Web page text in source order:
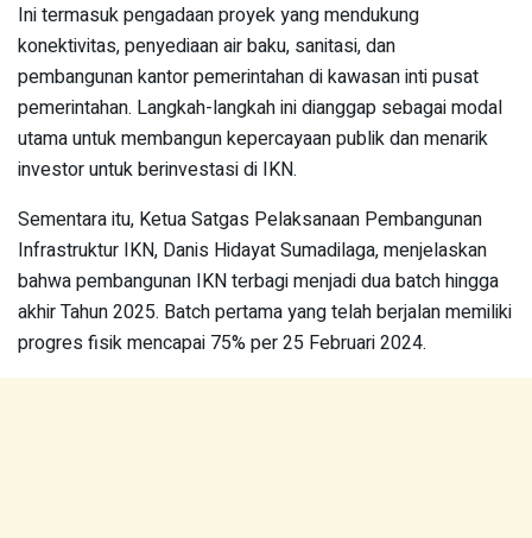
Ini termasuk pengadaan proyek yang mendukung
konektivitas, penyediaan air baku, sanitasi, dan
pembangunan kantor pemerintahan di kawasan inti pusat
pemerintahan. Langkah-langkah ini dianggap sebagai modal
utama untuk membangun kepercayaan publik dan menarik
investor untuk berinvestasi di IKN.
Sementara itu, Ketua Satgas Pelaksanaan Pembangunan
Infrastruktur IKN, Danis Hidayat Sumadilaga, menjelaskan
bahwa pembangunan IKN terbagi menjadi dua batch hingga
akhir Tahun 2025. Batch pertama yang telah berjalan memiliki
progres fisik mencapai 75% per 25 Februari 2024.